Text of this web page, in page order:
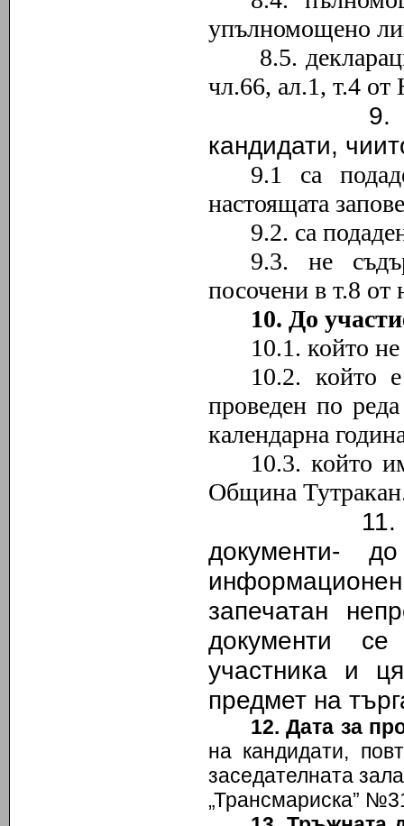
упълномощено
8.5.
чл.66, ал.1, т.4
9. Не се
кандидати,
9.1 са
настоящата
9.2. са
9.3. не
посочени в т.8 от
10. До
10.1. който
10.2. който
проведен по
календарна
10.3. който
Община
11. Краен
документи- до
запечатан
документи
участника и
предмет на
12. Дата за
на кандидати,
„Трансмариска”